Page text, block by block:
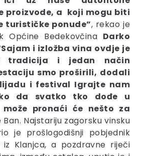
proizvode, a koji mogu biti
turističke ponude”, rekao je
Općine Bedekovčina Darko
i izložba vina ovdje je
tradicija i jedan način
smo proširili, dodali
i festival Igrajte nam
da svatko tko dođe u
može pronaći će nešto za
Ban. Najstariju zagorsku vinsku
je prošlogodišnji pobjednik
iz Klanjca, a pozdravne riječi